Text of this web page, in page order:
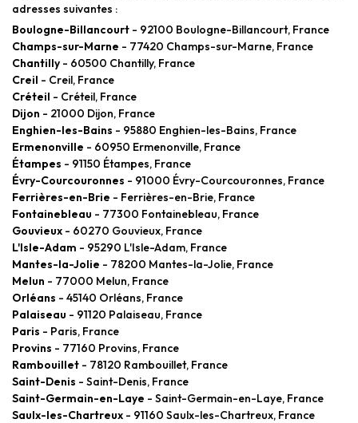
adresses suivantes :
Boulogne-Billancourt - 92100 Boulogne-Billancourt, France
Champs-sur-Marne - 77420 Champs-sur-Marne, France
Chantilly - 60500 Chantilly, France
Creil - Creil, France
Créteil - Créteil, France
Dijon - 21000 Dijon, France
Enghien-les-Bains - 95880 Enghien-les-Bains, France
Ermenonville - 60950 Ermenonville, France
Étampes - 91150 Étampes, France
Évry-Courcouronnes - 91000 Évry-Courcouronnes, France
Ferrières-en-Brie - Ferrières-en-Brie, France
Fontainebleau - 77300 Fontainebleau, France
Gouvieux - 60270 Gouvieux, France
L'Isle-Adam - 95290 L'Isle-Adam, France
Mantes-la-Jolie - 78200 Mantes-la-Jolie, France
Melun - 77000 Melun, France
Orléans - 45140 Orléans, France
Palaiseau - 91120 Palaiseau, France
Paris - Paris, France
Provins - 77160 Provins, France
Rambouillet - 78120 Rambouillet, France
Saint-Denis - Saint-Denis, France
Saint-Germain-en-Laye - Saint-Germain-en-Laye, France
Saulx-les-Chartreux - 91160 Saulx-les-Chartreux, France